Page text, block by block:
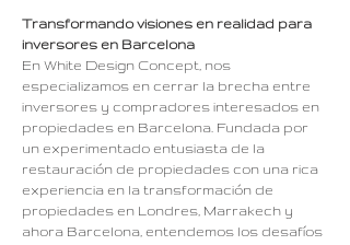
Transformando visiones en realidad para
inversores en Barcelona
En White Design Concept, nos
especializamos en cerrar la brecha entre
inversores y compradores interesados ​​en
propiedades en Barcelona. Fundada por
un experimentado entusiasta de la
restauración de propiedades con una rica
experiencia en la transformación de
propiedades en Londres, Marrakech y
ahora Barcelona, ​​entendemos los desafíos